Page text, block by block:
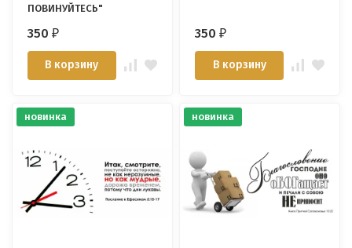
ПОВИНУЙТЕСЬ"
350₽
В корзину
350₽
В корзину
новинка новинка